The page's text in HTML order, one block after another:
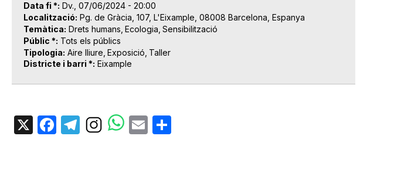
Data fi * Dv., 07/06/2024 - 20:00
Localització Pg. de Gràcia, 107, L'Eixample, 08008 Barcelona, Espanya
Temàtica Drets humans Ecologia Sensibilització
Públic * Tots els públics
Tipologia Aire lliure Exposició Taller
Districte i barri * Eixample
X Facebook
TelegramEmail